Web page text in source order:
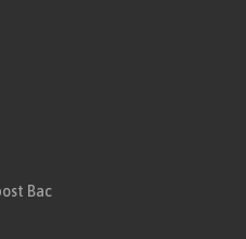
Bac